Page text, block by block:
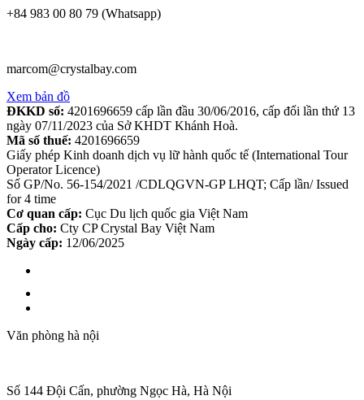
+84 983 00 80 79 (Whatsapp)
marcom@crystalbay.com
Xem bản đồ
ĐKKD số: 4201696659 cấp lần đầu 30/06/2016, cấp đổi lần thứ 13
ngày 07/11/2023 của Sở KHDT Khánh Hoà.
Mã số thuế: 4201696659
Giấy phép Kinh doanh dịch vụ lữ hành quốc tế (International Tour
Operator Licence)
Số GP/No. 56-154/2021 /CDLQGVN-GP LHQT; Cấp lần/ Issued
for 4 time
Cơ quan cấp: Cục Du lịch quốc gia Việt Nam
Cấp cho: Cty CP Crystal Bay Việt Nam
Ngày cấp: 12/06/2025
Văn phòng hà nội
Số 144 Đội Cấn, phường Ngọc Hà, Hà Nội